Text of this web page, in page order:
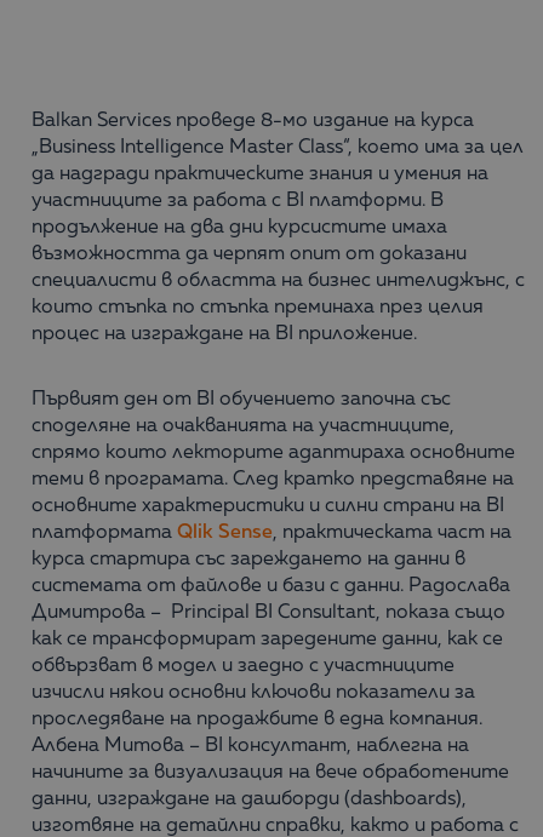
Balkan Services проведе 8-мо издание на курса
„Business Intelligence Master Class“, което има за цел
да надгради практическите знания и умения на
участниците за работа с BI платформи. В
продължение на два дни курсистите имаха
възможността да черпят опит от доказани
специалисти в областта на бизнес интелиджънс, с
които стъпка по стъпка преминаха през целия
процес на изграждане на BI приложение.
Първият ден от BI обучението започна със
споделяне на очакванията на участниците,
спрямо които лекторите адаптираха основните
теми в програмата. След кратко представяне на
основните характеристики и силни страни на BI
платформата Qlik Sense, практическата част на
курса стартира със зареждането на данни в
системата от файлове и бази с данни. Радослава
Димитрова – Principal BI Consultant, показа също
как се трансформират заредените данни, как се
обвързват в модел и заедно с участниците
изчисли някои основни ключови показатели за
проследяване на продажбите в една компания.
Албена Митова – BI консултант, наблегна на
начините за визуализация на вече обработените
данни, изграждане на дашборди (dashboards),
изготвяне на детайлни справки, както и работа с